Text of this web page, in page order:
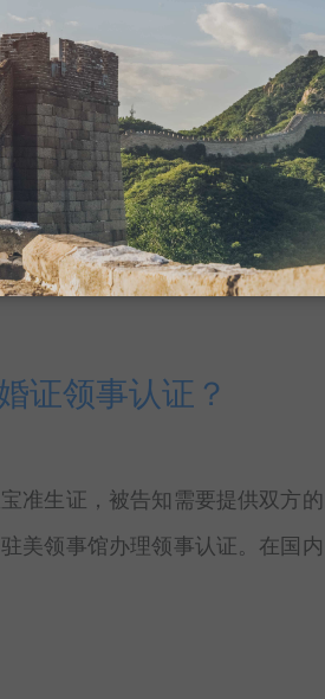
提供澳洲结婚证认证。澳洲结婚
？
美国护照，现在随父母工作回国
。今天我去办证却被告知，现在
证领事认证？
准生证，被告知需要提供双方的
美领事馆办理领事认证。在国内